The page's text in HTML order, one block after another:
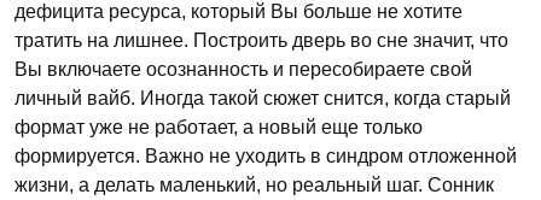
дефицита ресурса, который Вы больше не хотите
тратить на лишнее. Построить дверь во сне значит, что
Вы включаете осознанность и пересобираете свой
личный вайб. Иногда такой сюжет снится, когда старый
формат уже не работает, а новый еще только
формируется. Важно не уходить в синдром отложенной
жизни, а делать маленький, но реальный шаг. Сонник